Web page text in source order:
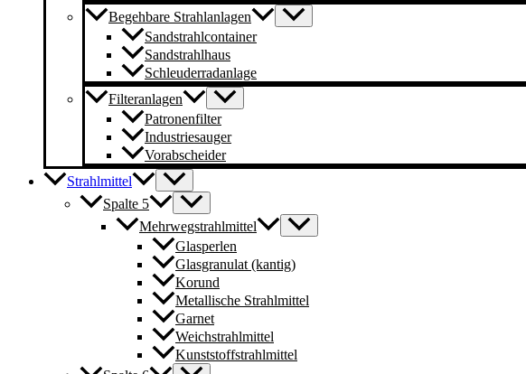
Begehbare Strahlanlagen
Sandstrahlcontainer
Sandstrahlhaus
Schleuderradanlage
Filteranlagen
Patronenfilter
Industriesauger
Vorabscheider
Strahlmittel
Spalte 5
Mehrwegstrahlmittel
Glasperlen
Glasgranulat (kantig)
Korund
Metallische Strahlmittel
Garnet
Weichstrahlmittel
Kunststoffstrahlmittel